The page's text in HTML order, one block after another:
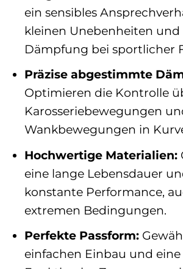
ein sensibles
kleinen Unebenheiten und
Dämpfung bei sportlicher
Präzise abgestimmte
Optimieren die Kontrolle
Karosseriebewegungen
Wankbewegungen in
Hochwertige Materialien:
eine lange Lebensdauer
konstante Performance,
extremen Bedingungen.
Perfekte Passform:
einfachen Einbau und